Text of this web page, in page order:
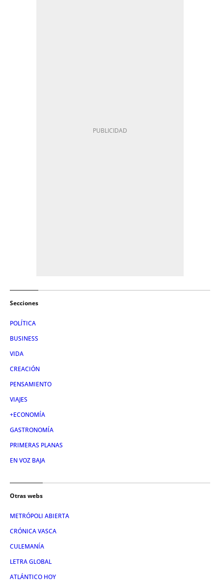
Secciones
POLÍTICA
BUSINESS
VIDA
CREACIÓN
PENSAMIENTO
VIAJES
+ECONOMÍA
GASTRONOMÍA
PRIMERAS PLANAS
EN VOZ BAJA
Otras webs
METRÓPOLI ABIERTA
CRÓNICA VASCA
CULEMANÍA
LETRA GLOBAL
ATLÁNTICO HOY